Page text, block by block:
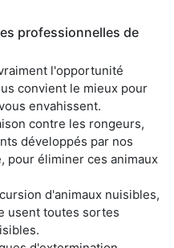
professionnelles de
l'opportunité
convient le mieux pour
envahissent.
contre les rongeurs,
développés par nos
pour éliminer ces animaux
d'animaux nuisibles,
usent toutes sortes